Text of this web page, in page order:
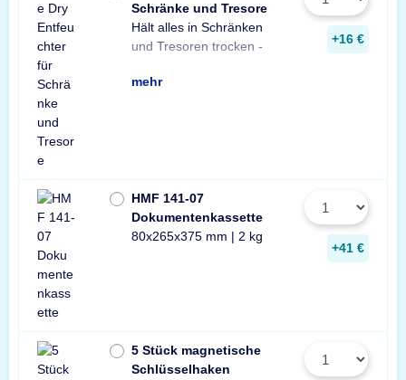
Schränke und Tresore
Hält alles in Schränken
und Tresoren trocken -
Praktischer Entfeuchter
aus Naturgranulat für
Tresore und Schränke
gegen Rost, Schimmel
mehr
+16 €
HMF 141-07
Dokumentenkassette
80x265x375 mm | 2 kg
+41 €
5 Stück magnetische
Schlüsselhaken